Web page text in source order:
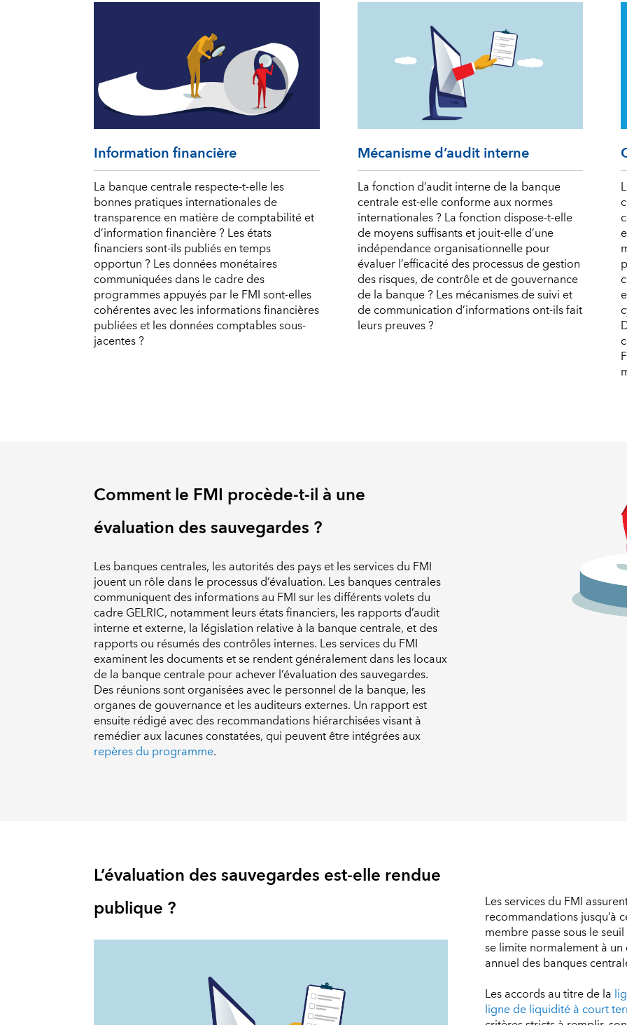
Information financière
La banque centrale respecte-t-elle les
bonnes pratiques internationales de
transparence en matière de comptabilité et
d’information financière ? Les états
financiers sont-ils publiés en temps
opportun ? Les données monétaires
communiquées dans le cadre des
programmes appuyés par le FMI sont-elles
cohérentes avec les informations financières
publiées et les données comptables sous-
jacentes ?
Mécanisme d’audit interne
La fonction d’audit interne de la banque
centrale est-elle conforme aux normes
internationales ? La fonction dispose-t-elle
de moyens suffisants et jouit-elle d’une
indépendance organisationnelle pour
évaluer l’efficacité des processus de gestion
des risques, de contrôle et de gouvernance
de la banque ? Les mécanismes de suivi et
de communication d’informations ont-ils fait
leurs preuves ?
Comment le FMI procède-t-il à une
évaluation des sauvegardes ?
Les banques centrales, les autorités des pays et les services du FMI
jouent un rôle dans le processus d’évaluation. Les banques centrales
communiquent des informations au FMI sur les différents volets du
cadre GELRIC, notamment leurs états financiers, les rapports d’audit
interne et externe, la législation relative à la banque centrale, et des
rapports ou résumés des contrôles internes. Les services du FMI
examinent les documents et se rendent généralement dans les locaux
de la banque centrale pour achever l’évaluation des sauvegardes.
Des réunions sont organisées avec le personnel de la banque, les
organes de gouvernance et les auditeurs externes. Un rapport est
ensuite rédigé avec des recommandations hiérarchisées visant à
remédier aux lacunes constatées, qui peuvent être intégrées aux
repères du programme.
L’évaluation des sauvegardes est-elle rendue
publique ?
Les services du FMI
recommandations jusqu’à
membre passe sous le
se limite normalement à
annuel des banques
Les accords au titre de la
ligne de liquidité à court